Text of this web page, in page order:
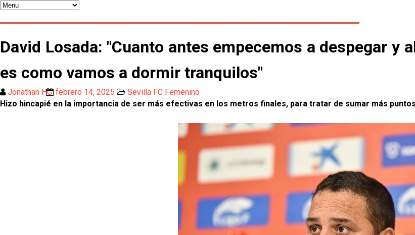
David Losada: "Cuanto antes empecemos a despegar y
es como vamos a dormir tranquilos"
Jonathan HG febrero 14, 2025
Sevilla FC Femenino
Hizo hincapié en la importancia de ser más efectivas en los metros finales, para tratar de sumar más puntos